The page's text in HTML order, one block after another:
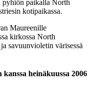
pyhiön paikalla North
kotipaikassa.
Maureenille
kirkossa North
savuunvioletin värisessä
heinäkuussa 2006